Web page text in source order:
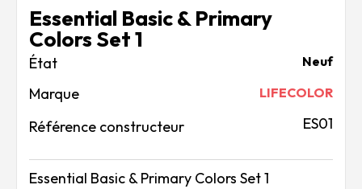
Essential Basic & Primary
Colors Set 1
Neuf
Marque LIFECOLOR
Référence constructeur ES01
Essential Basic & Primary Colors Set 1